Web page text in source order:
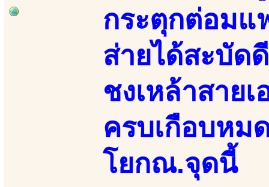
กระตุกต่อมแ
ส่ายได้สะบัด
ชงเหล้าสาย
ครบเกือบหม
โยกณ.จุดนี้